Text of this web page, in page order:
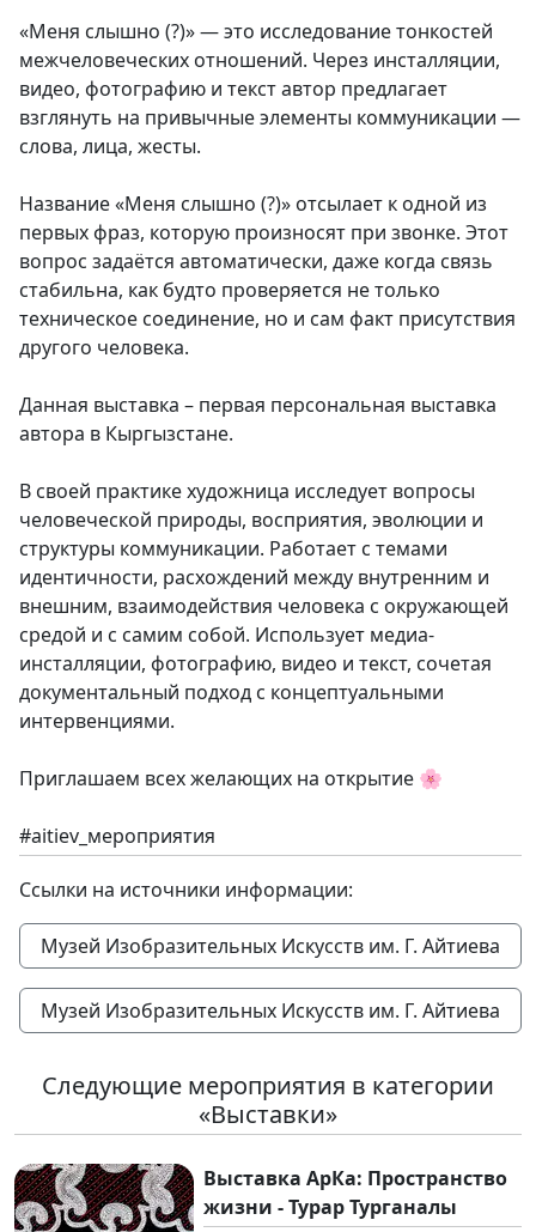
«Меня слышно (?)» — это исследование тонкостей
межчеловеческих отношений. Через инсталляции,
видео, фотографию и текст автор предлагает
взглянуть на привычные элементы коммуникации —
слова, лица, жесты.
Название «Меня слышно (?)» отсылает к одной из
первых фраз, которую произносят при звонке. Этот
вопрос задаётся автоматически, даже когда связь
стабильна, как будто проверяется не только
техническое соединение, но и сам факт присутствия
другого человека.
Данная выставка – первая персональная выставка
автора в Кыргызстане.
В своей практике художница исследует вопросы
человеческой природы, восприятия, эволюции и
структуры коммуникации. Работает с темами
идентичности, расхождений между внутренним и
внешним, взаимодействия человека с окружающей
средой и с самим собой. Использует медиа-
инсталляции, фотографию, видео и текст, сочетая
документальный подход с концептуальными
интервенциями.
Приглашаем всех желающих на открытие 🌸
#aitiev_мероприятия
Ссылки на источники информации:
Музей Изобразительных Искусств им. Г. Айтиева
Музей Изобразительных Искусств им. Г. Айтиева
Следующие мероприятия в категории
«Выставки»
Выставка АрКа: Пространство
жизни - Турар Турганалы